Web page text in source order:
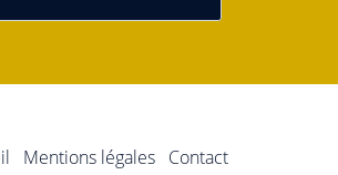
Mentions légales Contact